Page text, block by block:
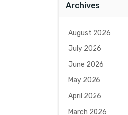
Archives
August 2026
July 2026
June 2026
May 2026
April 2026
March 2026